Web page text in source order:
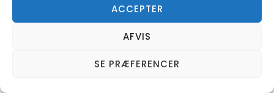
ACCEPTER
AFVIS
SE PRÆFERENCER